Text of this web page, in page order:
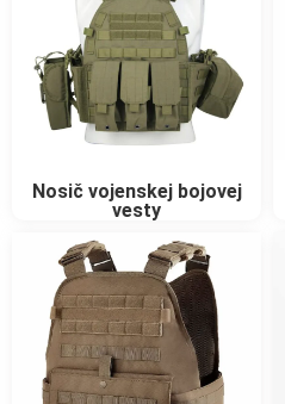
Nosič vojenskej bojovej
vesty